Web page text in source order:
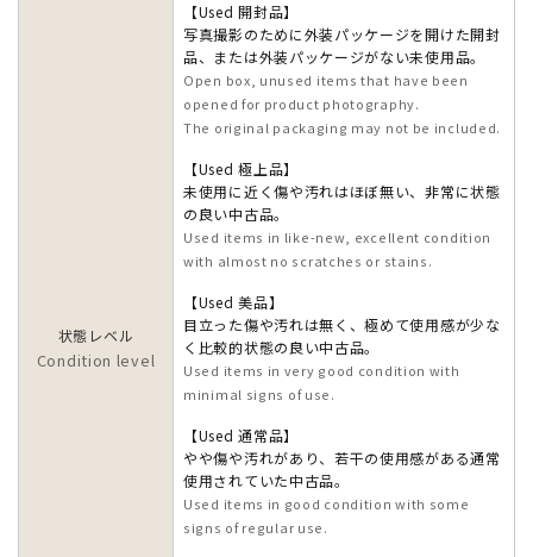
状態レベル
Condition level
【Used 開封品】
写真撮影のために外装パッケージを開けた開封
品、または外装パッケージがない未使用品。
Open box, unused items that have been
opened for product photography.
The original packaging may not be included.
【Used 極上品】
未使用に近く傷や汚れはほぼ無い、非常に状態
の良い中古品。
Used items in like-new, excellent condition
with almost no scratches or stains.
【Used 美品】
目立った傷や汚れは無く、極めて使用感が少な
く比較的状態の良い中古品。
Used items in very good condition with
minimal signs of use.
【Used 通常品】
やや傷や汚れがあり、若干の使用感がある通常
使用されていた中古品。
Used items in good condition with some
signs of regular use.